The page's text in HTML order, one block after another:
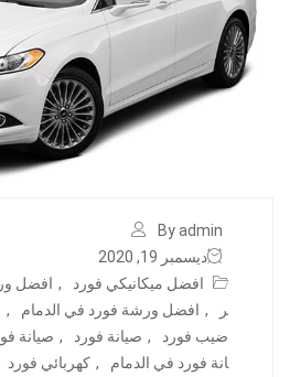
By admin
ديسمبر 19, 2020
افضل ميكانيكي فورد
, افضل
ر
, افضل ورشة فورد في الدمام ,
ضيب فورد
, صيانة فورد , صيانة
انة فورد في الدمام
, كهربائي فورد